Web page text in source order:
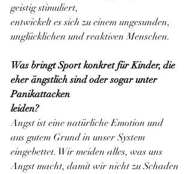
geistig stimuliert,
entwickelt es sich zu einem ungesunden,
unglücklichen und reaktiven Menschen.
Was bringt Sport konkret für Kinder, die
eher ängstlich sind oder sogar unter
Panikattacken
leiden?
Angst ist eine natürliche Emotion und
aus gutem Grund in unser System
eingebettet. Wir meiden alles, was uns
Angst macht, damit wir nicht zu Schaden